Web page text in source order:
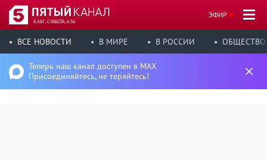
8 АВГ, СУББОТА, 6:36
ЭФИР
ВСЕ НОВОСТИ В МИРЕ В РОССИИ ОБЩЕСТВО
Теперь наш канал доступен в MAX
Присоединяйтесь, не теряйтесь!